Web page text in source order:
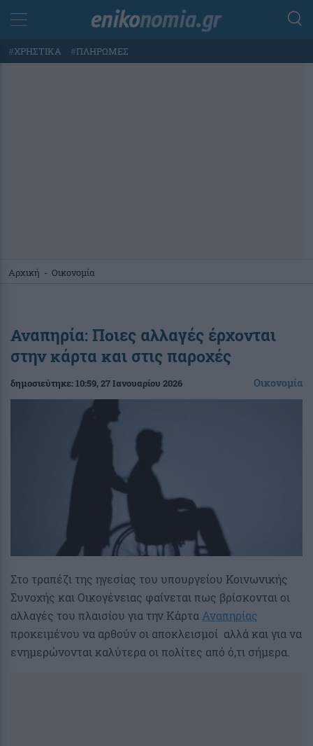
#ΧΡΗΣΤΙΚΑ #ΠΛΗΡΩΜΕΣ
Αρχική - Οικονομία
Αναπηρία: Ποιες αλλαγές έρχονται
στην κάρτα και στις παροχές
δημοσιεύτηκε:10:59, 27 Ιανουαρίου 2026 Οικονομία
Στο τραπέζι της ηγεσίας του υπουργείου Κοινωνικής
Συνοχής και Οικογένειας φαίνεται πως βρίσκονται οι
αλλαγές του πλαισίου για την Κάρτα Αναπηρίας
προκειμένου να αρθούν οι αποκλεισμοί αλλά και για να
ενημερώνονται καλύτερα οι πολίτες από ό,τι σήμερα.